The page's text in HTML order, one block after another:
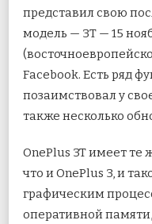
представил свою
модель — 3T — 15
Facebook. Есть ряд
позаимствовал у
также несколько
OnePlus 3T имеет те
что и OnePlus 3, и
графическим
оперативной